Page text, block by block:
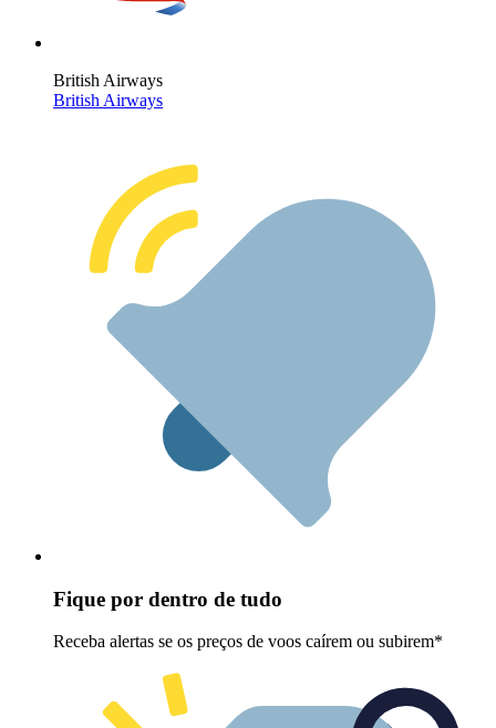
British Airways
British Airways
Fique por dentro de tudo
Receba alertas se os preços de voos caírem ou subirem*